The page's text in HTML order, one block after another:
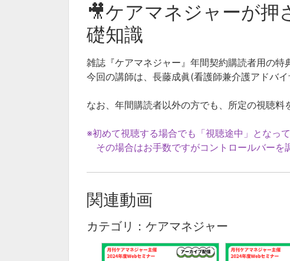
🎥ケアマネジャーが押
礎知識
雑誌『ケアマネジャー』年間契約購読者用の特
今回の講師は、長藤成眞(看護師兼介護アドバイ
なお、年間購読者以外の方でも、所定の視聴料
※初めて視聴する場合でも「視聴途中」となっ
その場合はお手数ですがコントロールバーを
関連動画
カテゴリ：ケアマネジャー